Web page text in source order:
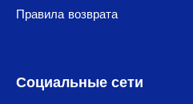
Правила возврата
Социальные сети